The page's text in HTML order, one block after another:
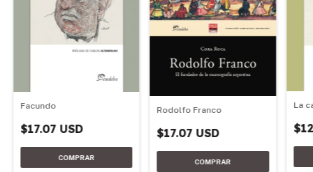
Facundo
$17.07 USD
Rodolfo Franco
$17.07 USD
La